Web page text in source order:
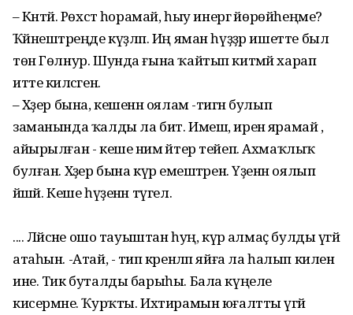
– Кәнтәй. Рөхсәт һорамай, һыу инергә йөрөйһеңме?
Ҡәйнештәреңде күҙләп. Иң яман һүҙҙәр ишетте был
төн Гөлнур. Шунда ғына ҡайтып китмәй харап
итте киләсәген.
– Хәҙер бына, кешенән оялам -тигән булып
заманында ҡалды ла бит. Имеш, иренә ярамай ,
айырылған - кеше нимә әйтер тейеп. Ахмаҡлыҡ
булған. Хәҙер бына күрә емештәрен. Үҙенән оялып
йәшәй. Кеше һүҙенән түгел.
.... Ләйсәне ошо тауыштан һуң, күрә алмаҫ булды үгәй
атаһын. -Атай, - тип әкренләп яйға ла һалып киленә
ине. Тик буталды барыһы. Бала күңеле
кисермәне. Ҡурҡты. Ихтирамын юғалтты үгәй